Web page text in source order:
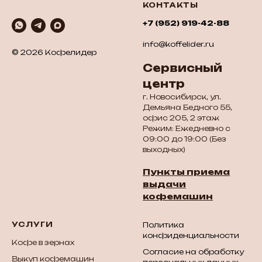
© 2026 Кофелидер
КОНТАКТЫ
+7 (952) 919-42-88
info@koffelider.ru
Сервисный
центр
г. Новосибирск, ул.
Демьяна Бедного 55,
офис 205, 2 этаж
Режим: Ежедневно с
09:00 до 19:00 (Без
выходных)
Пункты приема
выдачи
кофемашин
УСЛУГИ
Кофе в зернах
Выкуп кофемашин
Политика
конфиденциальности
Согласие на обработку